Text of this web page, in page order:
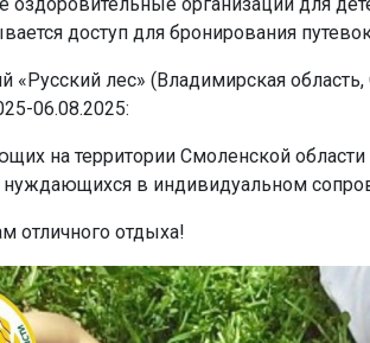
доступ для бронирования
«Русский лес» (Владимирская
06.08.2025:
на территории Смоленской
нуждающихся в индивидуальном
отличного отдыха!